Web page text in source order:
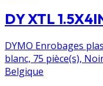
DY XTL
DYMO Enrobages
blanc, 75 pièce(s),
Belgique